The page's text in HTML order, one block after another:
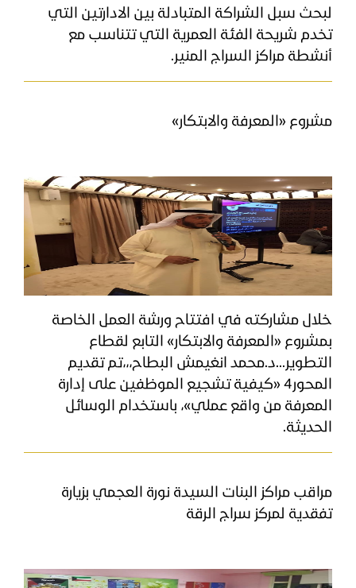
لبحث سبل الشراكة المتبادلة بين الادارتين التي
تخدم شريحة الفئة العمرية التي تتناسب مع
أنشطة مراكز السراج المنير.
مشروع «المعرفة والابتكار»
​خلال مشاركته في افتتاح ورشة العمل الخاصة
بمشروع «المعرفة والابتكار» التابع لقطاع
التطوير...د.محمد انغيمش البطاح،،،تم تقديم
المحور4 «كيفية تشجيع الموظفين على إدارة
المعرفة من واقع عملي»، باستخدام الوسائل
الحديثة.
مراقب مراكز البنات السيدة نورة العجمي بزيارة
تفقدية لمركز سراج الرقة